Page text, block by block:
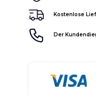
Kostenlose
Der